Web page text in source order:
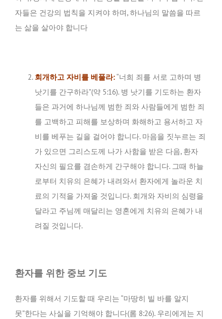
자들은 건강의 법칙을 지켜야 하며, 하나님의 말씀을 따르
는 삶을 살아야 합니다
회개하고 자비를 베풀라:“너희 죄를 서로 고하며 병
낫기를 간구하라”(약 5:16). 병 낫기를 기도하는 환자
들은 과거에 하나님께 범한 죄와 사람들에게 범한 죄
를 고백하고 피해를 보상하며 화해하고 용서하고 자
비를 베푸는 길을 걸어야 합니다. 마음을 짓누르는 죄
가 있으면 그리스도께 나가 사함을 받은 다음, 환자
자신의 필요를 겸손하게 간구해야 합니다. 그때 하늘
로부터 치유의 은혜가 내려와서 환자에게 놀라운 치
료의 기적을 가져올 것입니다. 회개와 자비의 심령을
달라고 주님께 매달리는 영혼에게 치유의 은혜가 내
려질 것입니다.
환자를 위한 중보 기도
환자를 위해서 기도할 때 우리는 “마땅히 빌 바를 알지
못”한다는 사실을 기억해야 합니다(롬 8:26). 우리에게는 지